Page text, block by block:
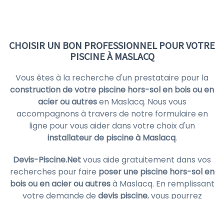
CHOISIR UN BON PROFESSIONNEL POUR VOTRE
PISCINE À MASLACQ
Vous êtes à la recherche d'un prestataire pour la
construction de votre piscine hors-sol en bois ou en
acier ou autresen Maslacq. Nous vous
accompagnons à travers de notre formulaire en
ligne pour vous aider dans votre choix d'un
installateur de piscine à Maslacq.
Devis-Piscine.Netvous aide gratuitement dans vos
recherches pour faire poser une piscine hors-sol en
bois ou en acier ou autresà Maslacq. En remplissant
votre demande de devis piscine, vous pourrez